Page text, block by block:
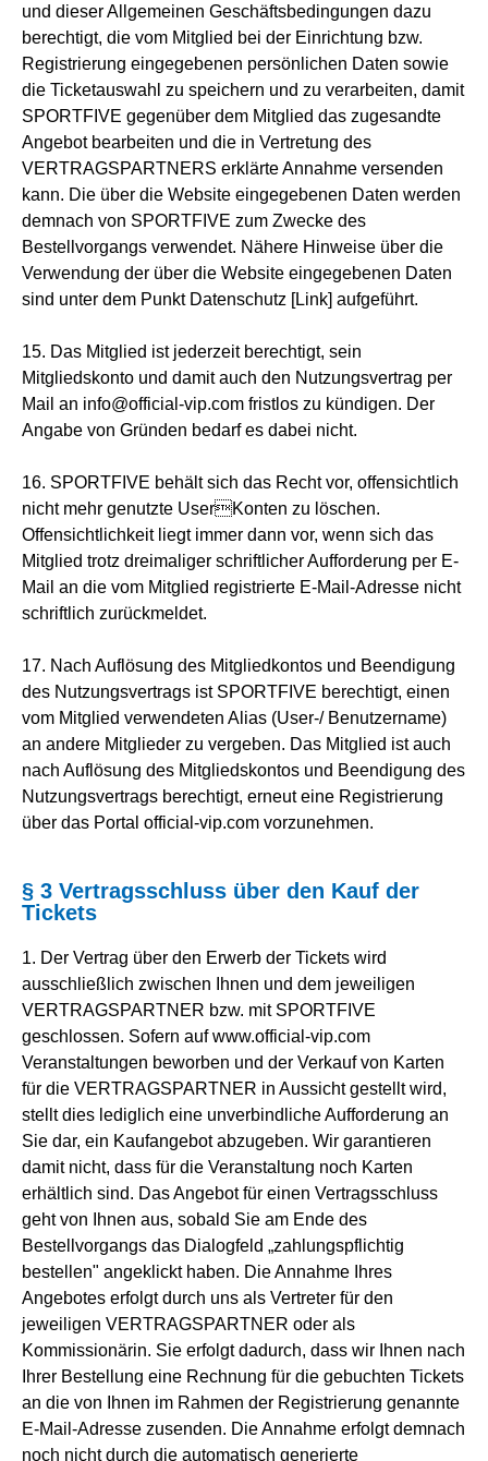
und dieser Allgemeinen Geschäftsbedingungen dazu
berechtigt, die vom Mitglied bei der Einrichtung bzw.
Registrierung eingegebenen persönlichen Daten sowie
die Ticketauswahl zu speichern und zu verarbeiten, damit
SPORTFIVE gegenüber dem Mitglied das zugesandte
Angebot bearbeiten und die in Vertretung des
VERTRAGSPARTNERS erklärte Annahme versenden
kann. Die über die Website eingegebenen Daten werden
demnach von SPORTFIVE zum Zwecke des
Bestellvorgangs verwendet. Nähere Hinweise über die
Verwendung der über die Website eingegebenen Daten
sind unter dem Punkt Datenschutz [Link] aufgeführt.
15. Das Mitglied ist jederzeit berechtigt, sein
Mitgliedskonto und damit auch den Nutzungsvertrag per
Mail an info@official-vip.com fristlos zu kündigen. Der
Angabe von Gründen bedarf es dabei nicht.
16. SPORTFIVE behält sich das Recht vor, offensichtlich
nicht mehr genutzte UserKonten zu löschen.
Offensichtlichkeit liegt immer dann vor, wenn sich das
Mitglied trotz dreimaliger schriftlicher Aufforderung per E-
Mail an die vom Mitglied registrierte E-Mail-Adresse nicht
schriftlich zurückmeldet.
17. Nach Auflösung des Mitgliedkontos und Beendigung
des Nutzungsvertrags ist SPORTFIVE berechtigt, einen
vom Mitglied verwendeten Alias (User-/ Benutzername)
an andere Mitglieder zu vergeben. Das Mitglied ist auch
nach Auflösung des Mitgliedskontos und Beendigung des
Nutzungsvertrags berechtigt, erneut eine Registrierung
über das Portal official-vip.com vorzunehmen.
§ 3 Vertragsschluss über den Kauf der
Tickets
1. Der Vertrag über den Erwerb der Tickets wird
ausschließlich zwischen Ihnen und dem jeweiligen
VERTRAGSPARTNER bzw. mit SPORTFIVE
geschlossen. Sofern auf www.official-vip.com
Veranstaltungen beworben und der Verkauf von Karten
für die VERTRAGSPARTNER in Aussicht gestellt wird,
stellt dies lediglich eine unverbindliche Aufforderung an
Sie dar, ein Kaufangebot abzugeben. Wir garantieren
damit nicht, dass für die Veranstaltung noch Karten
erhältlich sind. Das Angebot für einen Vertragsschluss
geht von Ihnen aus, sobald Sie am Ende des
Bestellvorgangs das Dialogfeld „zahlungspflichtig
bestellen" angeklickt haben. Die Annahme Ihres
Angebotes erfolgt durch uns als Vertreter für den
jeweiligen VERTRAGSPARTNER oder als
Kommissionärin. Sie erfolgt dadurch, dass wir Ihnen nach
Ihrer Bestellung eine Rechnung für die gebuchten Tickets
an die von Ihnen im Rahmen der Registrierung genannte
E-Mail-Adresse zusenden. Die Annahme erfolgt demnach
noch nicht durch die automatisch generierte